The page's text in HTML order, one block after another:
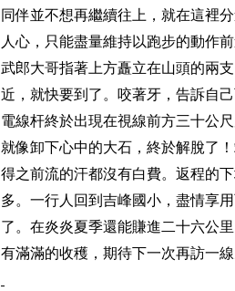
同伴並不想再繼續往上，就在這裡
人心，只能盡量維持以跑步的動作
武郎大哥指著上方矗立在山頭的兩支
近，就快要到了。咬著牙，告訴自
電線杆終於出現在視線前方三十公
就像卸下心中的大石，終於解脫了
得之前流的汗都沒有白費。返程的
多。 一行人回到吉峰國小，盡情享
了。在炎炎夏季還能賺進二十六公
有滿滿的收穫，期待下一次再訪一